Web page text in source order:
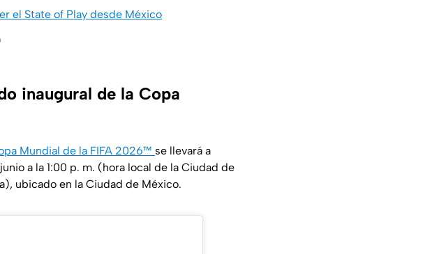
el State of Play desde México
inaugural de la Copa
Mundial de la FIFA 2026™ se llevará a
a la 1:00 p. m. (hora local de la Ciudad de
ubicado en la Ciudad de México.